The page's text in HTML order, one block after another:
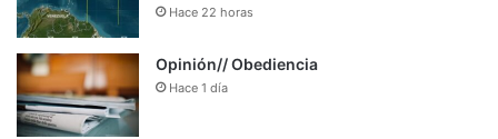
Hace 22 horas
Opinión// Obediencia
Hace 1 día